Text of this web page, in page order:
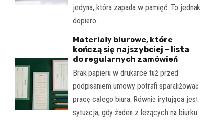
jedyna, która zapada w pamięć. To jednak
dopiero…
Materiały biurowe, które
kończą się najszybciej – lista
do regularnych zamówień
Brak papieru w drukarce tuż przed
podpisaniem umowy potrafi sparaliżować
pracę całego biura. Równie irytująca jest
sytuacja, gdy żaden z leżących na biurku